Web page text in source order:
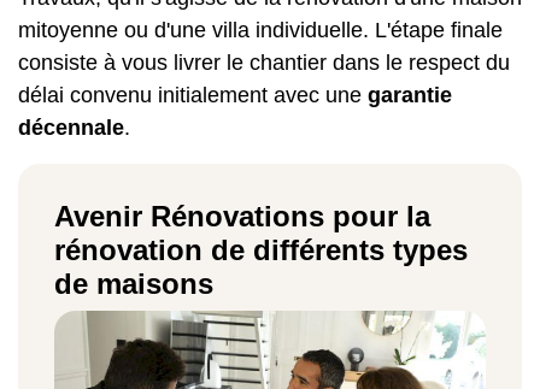
mitoyenne ou d'une villa individuelle. L'étape finale
consiste à vous livrer le chantier dans le respect du
délai convenu initialement avec une garantie
décennale.
Avenir Rénovations pour la
rénovation de différents types
de maisons